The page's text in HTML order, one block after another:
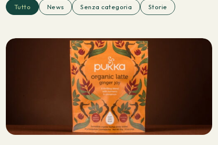
Tutto News Senza categoria Storie